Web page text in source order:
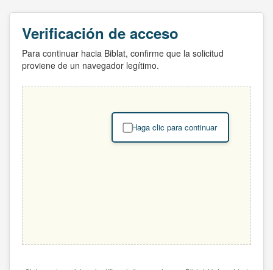
Verificación de acceso
Para continuar hacia Biblat, confirme que la solicitud
proviene de un navegador legítimo.
Haga clic para continuar